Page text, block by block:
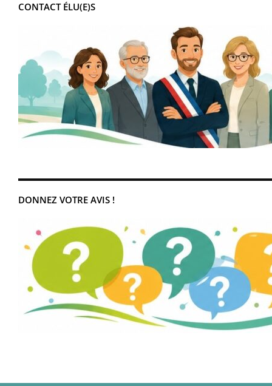
CONTACT ÉLU(E)S
DONNEZ VOTRE AVIS !